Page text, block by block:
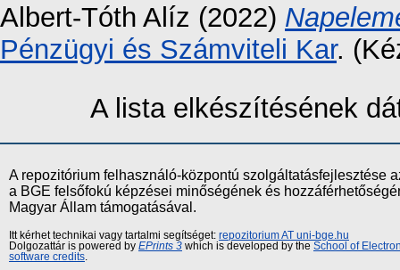
Albert-Tóth Alíz (2022)
Pénzügyi és Számviteli Kar.
A lista elkészítésének
A repozitórium felhasználó-központú szolgáltatásfejlesztése
a BGE felsőfokú képzései minőségének és
Magyar Állam támogatásával.
Itt kérhet technikai vagy tartalmi segítséget: repozitorium AT uni-bge.hu
Dolgozattár is powered by EPrints 3 which is developed by the School of
software credits